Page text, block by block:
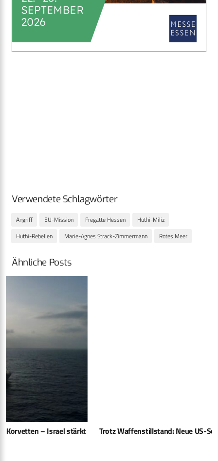
Verwendete Schlagwörter
Angriff EU-Mission Fregatte Hessen
Huthi-Miliz
Huthi-Rebellen
Marie-Agnes Strack-Zimmermann Rotes Meer
Ähnliche Posts
Trotz Waffenstillstand: Neue US-Schläge auf Iran